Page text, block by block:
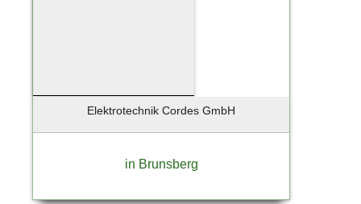
Elektrotechnik Cordes GmbH
in Brunsberg